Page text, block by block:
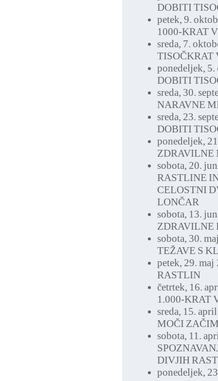
DOBITI
petek, 9.
1000-KRAT
sreda, 7.
TISOČKRAT
ponedeljek,
DOBITI
sreda, 30.
NARAVNE
sreda, 23.
DOBITI
ponedeljek,
ZDRAVILNE
sobota, 20.
RASTLINE
CELOSTNI
LONČAR
sobota, 13.
ZDRAVILNE
sobota, 30.
TEŽAVE S
petek, 29.
RASTLIN
četrtek, 16.
1.000-KRAT
sreda, 15.
MOČI
sobota, 11.
DIVJIH
ponedeljek,